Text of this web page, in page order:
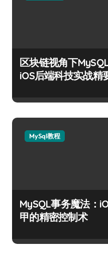
区块链视角下
iOS后端科技实战精
MySql教程
MySQL事务魔法：
甲的精密控制术